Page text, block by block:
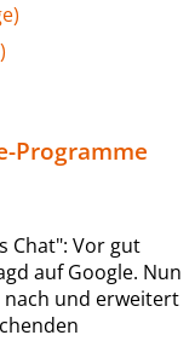
Programme
Chat": Vor gut
auf Google. Nun
und erweitert